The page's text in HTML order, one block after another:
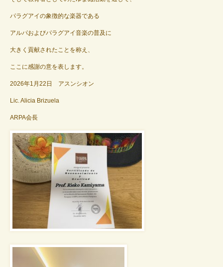
パラグアイの象徴的な楽器である
アルパおよびパラグアイ音楽の普及に
大きく貢献されたことを称え、
ここに感謝の意を表します。
2026年1月22日 アスンシオン
Lic. Alicia Brizuela
ARPA会長